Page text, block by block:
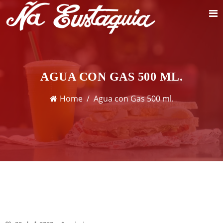
AGUA CON GAS 500 ML.
Home Agua con Gas 500 ml.